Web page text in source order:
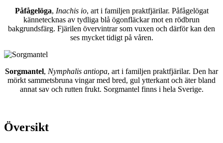
Påfågelöga, Inachis io, art i familjen praktfjärilar. Påfågelögat
kännetecknas av tydliga blå ögonfläckar mot en rödbrun
bakgrundsfärg. Fjärilen övervintrar som vuxen och därför kan den
ses mycket tidigt på våren.
Sorgmantel, Nymphalis antiopa, art i familjen praktfjärilar. Den har
mörkt sammetsbruna vingar med bred, gul ytterkant och äter bland
annat sav och rutten frukt. Sorgmantel finns i hela Sverige.
Översikt